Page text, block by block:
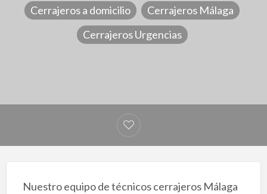
Cerrajeros a domicilio
Cerrajeros Málaga
Cerrajeros Urgencias
Nuestro equipo de técnicos cerrajeros Málaga